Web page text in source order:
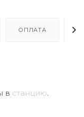
ОПЛАТА
в станцию.